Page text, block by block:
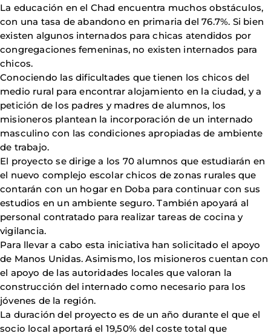
La educación en el Chad encuentra muchos obstáculos,
con una tasa de abandono en primaria del 76.7%. Si bien
existen algunos internados para chicas atendidos por
congregaciones femeninas, no existen internados para
chicos.
Conociendo las dificultades que tienen los chicos del
medio rural para encontrar alojamiento en la ciudad, y a
petición de los padres y madres de alumnos, los
misioneros plantean la incorporación de un internado
masculino con las condiciones apropiadas de ambiente
de trabajo.
El proyecto se dirige a los 70 alumnos que estudiarán en
el nuevo complejo escolar chicos de zonas rurales que
contarán con un hogar en Doba para continuar con sus
estudios en un ambiente seguro. También apoyará al
personal contratado para realizar tareas de cocina y
vigilancia.
Para llevar a cabo esta iniciativa han solicitado el apoyo
de Manos Unidas. Asimismo, los misioneros cuentan con
el apoyo de las autoridades locales que valoran la
construcción del internado como necesario para los
jóvenes de la región.
La duración del proyecto es de un año durante el que el
socio local aportará el 19,50% del coste total que